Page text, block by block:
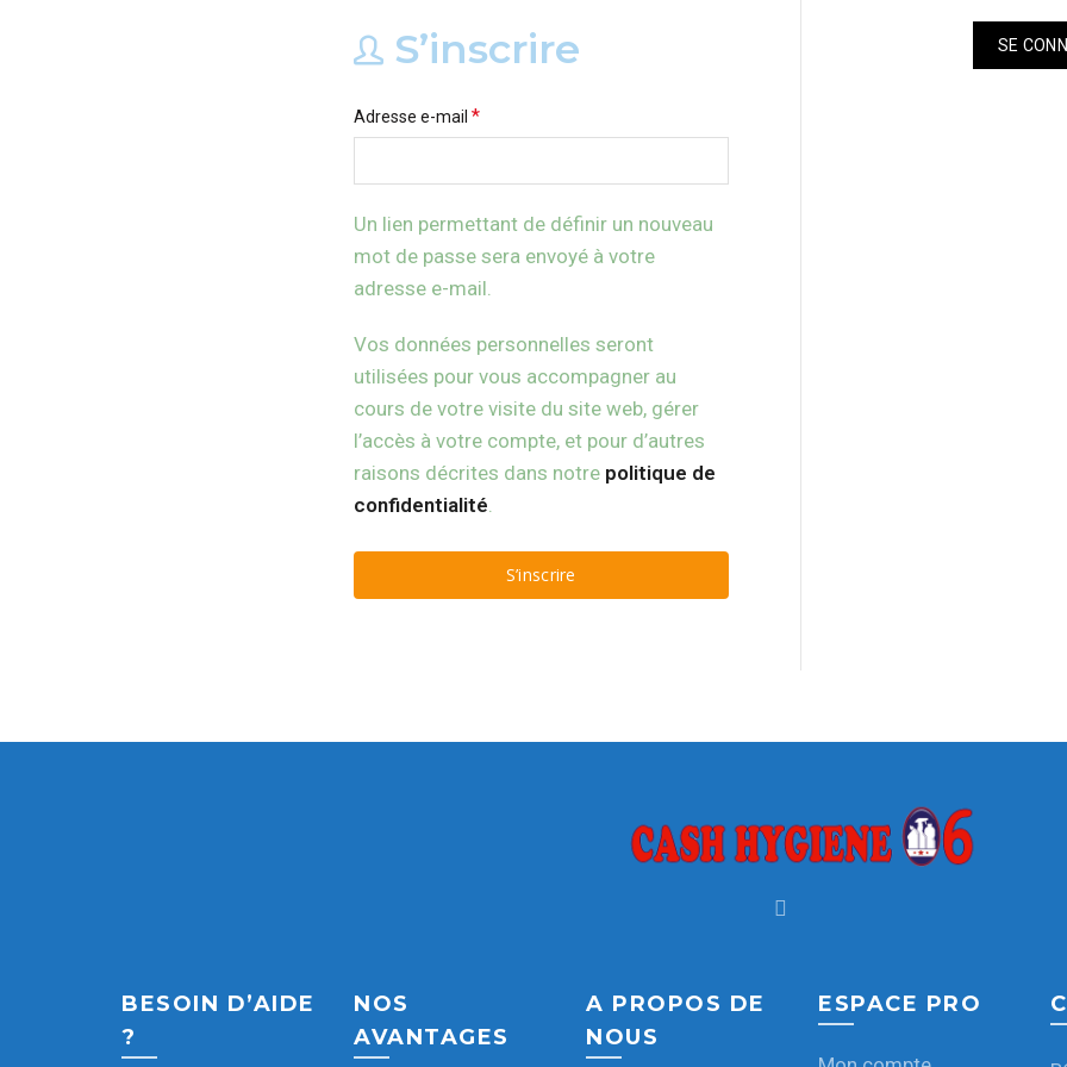
S’inscrire
Adresse e-mail *Obligatoire
Un lien permettant de définir un nouveau
mot de passe sera envoyé à votre
adresse e-mail.
Vos données personnelles seront
utilisées pour vous accompagner au
cours de votre visite du site web, gérer
l’accès à votre compte, et pour d’autres
raisons décrites dans notre politique de
confidentialité.
S’inscrire
SE
BESOIN D’AIDE
?
NOS
AVANTAGES
A PROPOS DE
NOUS
ESPACE PRO